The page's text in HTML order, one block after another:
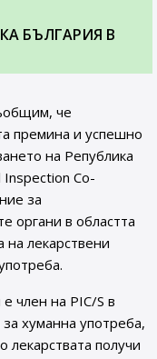
БЪЛГАРИЯ В
че
премина и успешно
на Република
Inspection Co-
за
органи в областта
на лекарствени
член на PIC/S в
хуманна употреба,
лекарствата получи